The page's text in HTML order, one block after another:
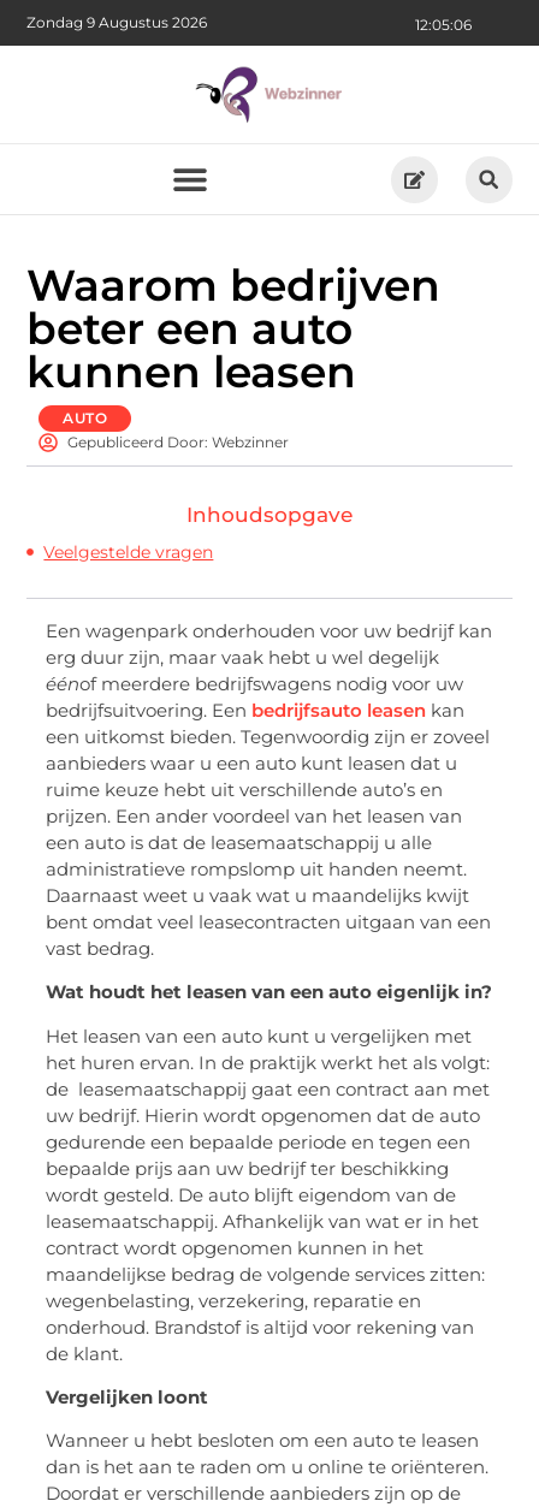
12:05:07
Zondag 9 Augustus 2026
Waarom bedrijven
beter een auto
kunnen leasen
AUTO
Gepubliceerd Door: Webzinner
Inhoudsopgave
Veelgestelde vragen
Een wagenpark onderhouden voor uw bedrijf kan
erg duur zijn, maar vaak hebt u wel degelijk
éénof meerdere bedrijfswagens nodig voor uw
bedrijfsuitvoering. Een bedrijfsauto leasen kan
een uitkomst bieden. Tegenwoordig zijn er zoveel
aanbieders waar u een auto kunt leasen dat u
ruime keuze hebt uit verschillende auto’s en
prijzen. Een ander voordeel van het leasen van
een auto is dat de leasemaatschappij u alle
administratieve rompslomp uit handen neemt.
Daarnaast weet u vaak wat u maandelijks kwijt
bent omdat veel leasecontracten uitgaan van een
vast bedrag.
Wat houdt het leasen van een auto eigenlijk in?
Het leasen van een auto kunt u vergelijken met
het huren ervan. In de praktijk werkt het als volgt:
de leasemaatschappij gaat een contract aan met
uw bedrijf. Hierin wordt opgenomen dat de auto
gedurende een bepaalde periode en tegen een
bepaalde prijs aan uw bedrijf ter beschikking
wordt gesteld. De auto blijft eigendom van de
leasemaatschappij. Afhankelijk van wat er in het
contract wordt opgenomen kunnen in het
maandelijkse bedrag de volgende services zitten:
wegenbelasting, verzekering, reparatie en
onderhoud. Brandstof is altijd voor rekening van
de klant.
Vergelijken loont
Wanneer u hebt besloten om een auto te leasen
dan is het aan te raden om u online te oriënteren.
Doordat er verschillende aanbieders zijn op de